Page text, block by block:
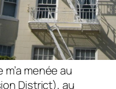
menée au
District), au